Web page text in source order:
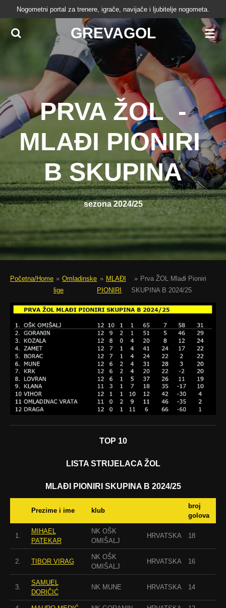
Skip
main
GREVAGOL
Nogometni portal za trenere, igrače, navijače i ljubitelje nogometa.
PRVA ŽOL -
MLAĐI PIONIRI
B SKUPINA
sezona 2024/25
Početna/Home » Omladinske
lige
» MLAĐI
PIONIRI
» Prva ŽOL Mlađi Pioniri
SKUPINA B 2024/25
TOP 10
LISTA STRIJELACA ŽOL
MLAĐI PIONIRI SKUPINA B 2024/25
Prezime i ime klub
broj
golova
1.
MIHAEL
PATEKAR
NK OŠK
OMIŠALJ
HRVATSKA 18
2. TIBOR VIRAG
NK OŠK
OMIŠALJ
HRVATSKA 16
3.
SAMUEL
DORIČIĆ
NK MUNE HRVATSKA 14